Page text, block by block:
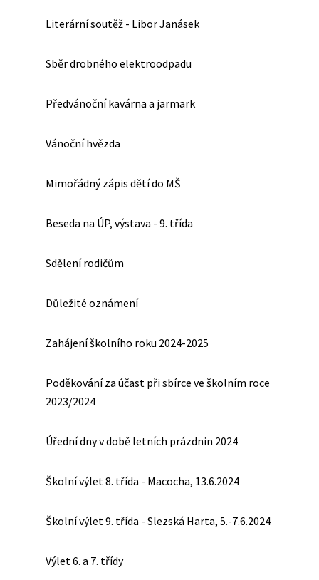
Literární soutěž - Libor Janásek
Sběr drobného elektroodpadu
Předvánoční kavárna a jarmark
Vánoční hvězda
Mimořádný zápis dětí do MŠ
Beseda na ÚP, výstava - 9. třída
Sdělení rodičům
Důležité oznámení
Zahájení školního roku 2024-2025
Poděkování za účast při sbírce ve školním roce
2023/2024
Úřední dny v době letních prázdnin 2024
Školní výlet 8. třída - Macocha, 13.6.2024
Školní výlet 9. třída - Slezská Harta, 5.-7.6.2024
Výlet 6. a 7. třídy